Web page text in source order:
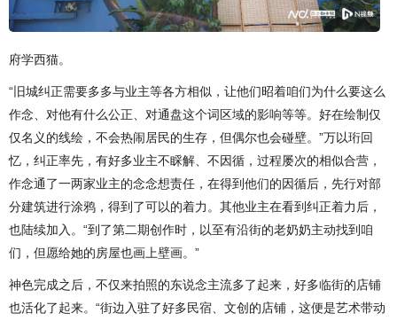
府学西猫。
“旧城纠正需要多多与业主等各方相似，让他们昭着咱们为什么要这么
作念、对他有什么公正、对通盘这个词区域的影响等等。好在绘制仅
仅名义的线绘，不会热闹居民的生存，但偶尔也会碰壁。”万以珩回
忆，纠正率先，有好多业主不睬解、不因循，过程屡次的相似合营，
作念通了一两家业主的念念想责任，在得到他们的因循后，先行对部
分建筑进行涂鸦，得到了可以的着力。其他业主在看到纠正着力后，
也陆续加入。“到了第二期创作时，以至有沿街的老奶奶主动找到咱
们，但愿给她的房屋也画上壁画。”
神色完成之后，不仅来拍照的东说念主流多了起来，好多临街的店铺
也活化了起来。“街边入驻了好多民宿、文创的店铺，这便是艺术带动